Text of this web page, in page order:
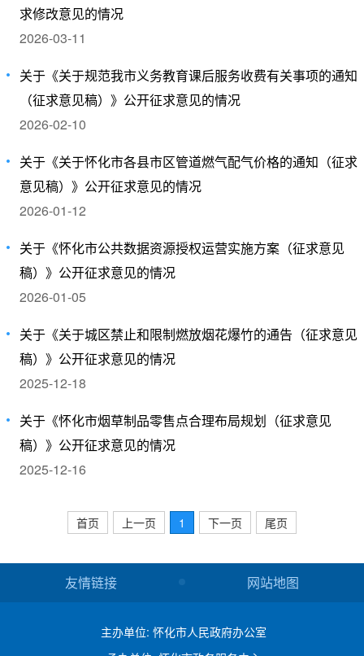
求修改意见的情况
2026-03-11
关于《关于规范我市义务教育课后服务收费有关事项的通知
（征求意见稿）》公开征求意见的情况
2026-02-10
关于《关于怀化市各县市区管道燃气配气价格的通知（征求
意见稿）》公开征求意见的情况
2026-01-12
关于《怀化市公共数据资源授权运营实施方案（征求意见
稿）》公开征求意见的情况
2026-01-05
关于《关于城区禁止和限制燃放烟花爆竹的通告（征求意见
稿）》公开征求意见的情况
2025-12-18
关于《怀化市烟草制品零售点合理布局规划（征求意见
稿）》公开征求意见的情况
2025-12-16
首页 上一页 1 下一页 尾页
友情链接 网站地图
主办单位: 怀化市人民政府办公室